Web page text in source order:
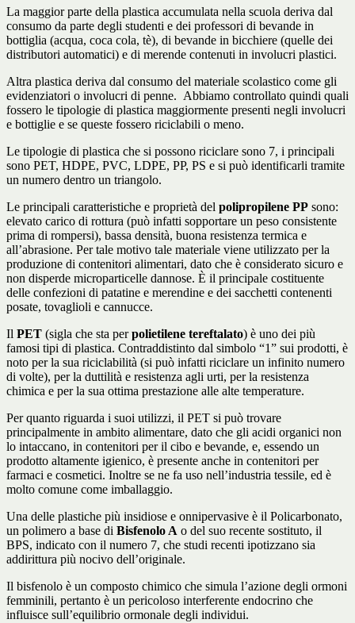
La maggior parte della plastica accumulata nella scuola deriva dal
consumo da parte degli studenti e dei professori di bevande in
bottiglia (acqua, coca cola, tè), di bevande in bicchiere (quelle dei
distributori automatici) e di merende contenuti in involucri plastici.
Altra plastica deriva dal consumo del materiale scolastico come gli
evidenziatori o involucri di penne. Abbiamo controllato quindi quali
fossero le tipologie di plastica maggiormente presenti negli involucri
e bottiglie e se queste fossero riciclabili o meno.
Le tipologie di plastica che si possono riciclare sono 7, i principali
sono PET, HDPE, PVC, LDPE, PP, PS e si può identificarli tramite
un numero dentro un triangolo.
Le principali caratteristiche e proprietà del polipropilene PP sono:
elevato carico di rottura (può infatti sopportare un peso consistente
prima di rompersi), bassa densità, buona resistenza termica e
all’abrasione. Per tale motivo tale materiale viene utilizzato per la
produzione di contenitori alimentari, dato che è considerato sicuro e
non disperde microparticelle dannose. È il principale costituente
delle confezioni di patatine e merendine e dei sacchetti contenenti
posate, tovaglioli e cannucce.
Il PET (sigla che sta per polietilene tereftalato) è uno dei più
famosi tipi di plastica. Contraddistinto dal simbolo “1” sui prodotti, è
noto per la sua riciclabilità (si può infatti riciclare un infinito numero
di volte), per la duttilità e resistenza agli urti, per la resistenza
chimica e per la sua ottima prestazione alle alte temperature.
Per quanto riguarda i suoi utilizzi, il PET si può trovare
principalmente in ambito alimentare, dato che gli acidi organici non
lo intaccano, in contenitori per il cibo e bevande, e, essendo un
prodotto altamente igienico, è presente anche in contenitori per
farmaci e cosmetici. Inoltre se ne fa uso nell’industria tessile, ed è
molto comune come imballaggio.
Una delle plastiche più insidiose e onnipervasive è il Policarbonato,
un polimero a base di Bisfenolo A o del suo recente sostituto, il
BPS, indicato con il numero 7, che studi recenti ipotizzano sia
addirittura più nocivo dell’originale.
Il bisfenolo è un composto chimico che simula l’azione degli ormoni
femminili, pertanto è un pericoloso interferente endocrino che
influisce sull’equilibrio ormonale degli individui.